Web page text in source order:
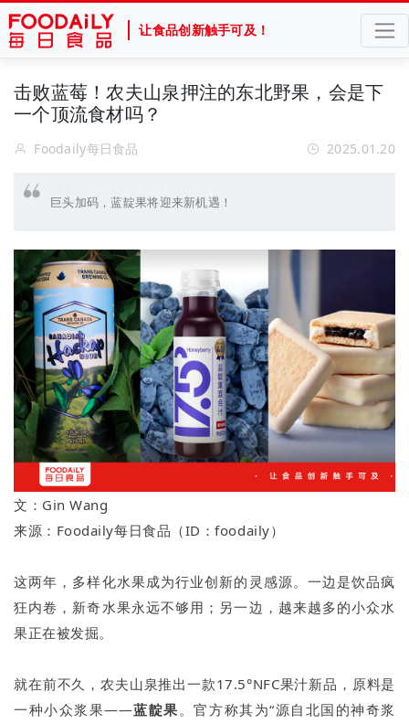
让食品创新触手可及！
击败蓝莓！农夫山泉押注的东北野果，会是下
一个顶流食材吗？
Foodaily每日食品 2025.01.20
巨头加码，蓝靛果将迎来新机遇！
文：Gin Wang
来源：Foodaily每日食品（ID：foodaily）
这两年，多样化水果成为行业创新的灵感源。一边是饮品疯
狂内卷，新奇水果永远不够用；另一边，越来越多的小众水
果正在被发掘。
就在前不久，农夫山泉推出一款17.5°NFC果汁新品，原料是
一种小众浆果——蓝靛果 。官方称其为“源自北国的神奇浆